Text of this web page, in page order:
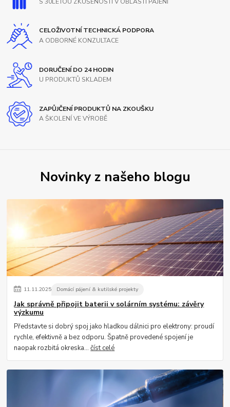
CELOŽIVOTNÍ TECHNICKÁ PODPORA
A ODBORNÉ KONZULTACE
DORUČENÍ DO 24 HODIN
U PRODUKTŮ SKLADEM
ZAPŮJČENÍ PRODUKTŮ NA ZKOUŠKU
A ŠKOLENÍ VE VÝROBĚ
Novinky z našeho blogu
11.11.2025 Domácí pájení & kutilské projekty
Jak správně připojit baterii v solárním systému: závěry
výzkumu
Představte si dobrý spoj jako hladkou dálnici pro elektrony: proudí
rychle, efektivně a bez odporu. Špatně provedené spojení je
naopak rozbitá okreska...číst celé